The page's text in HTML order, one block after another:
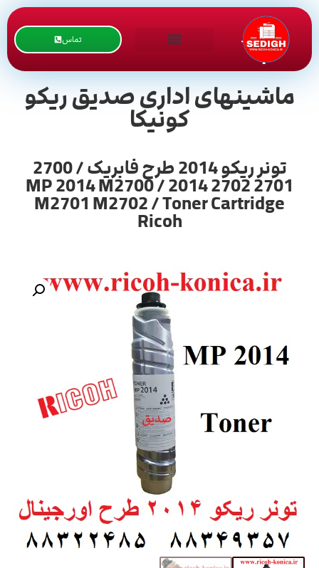
تماس
ماشینهای اداری صدیق ریکو
کونیکا
تونر ریکو 2014 طرح فابریک / 2700
2701 2702 2014 / MP 2014 M2700
M2701 M2702 / Toner Cartridge
Ricoh